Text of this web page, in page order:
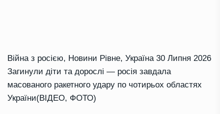
Війна з росією, Новини Рівне, Україна 30 Липня 2026
Загинули діти та дорослі — росія завдала
масованого ракетного удару по чотирьох областях
України(ВІДЕО, ФОТО)